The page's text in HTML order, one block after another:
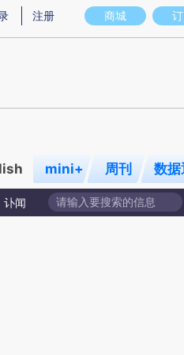
图存在偏差。不代表财新观点和立场
商城
注册
mini+ 周刊 数据
讣闻